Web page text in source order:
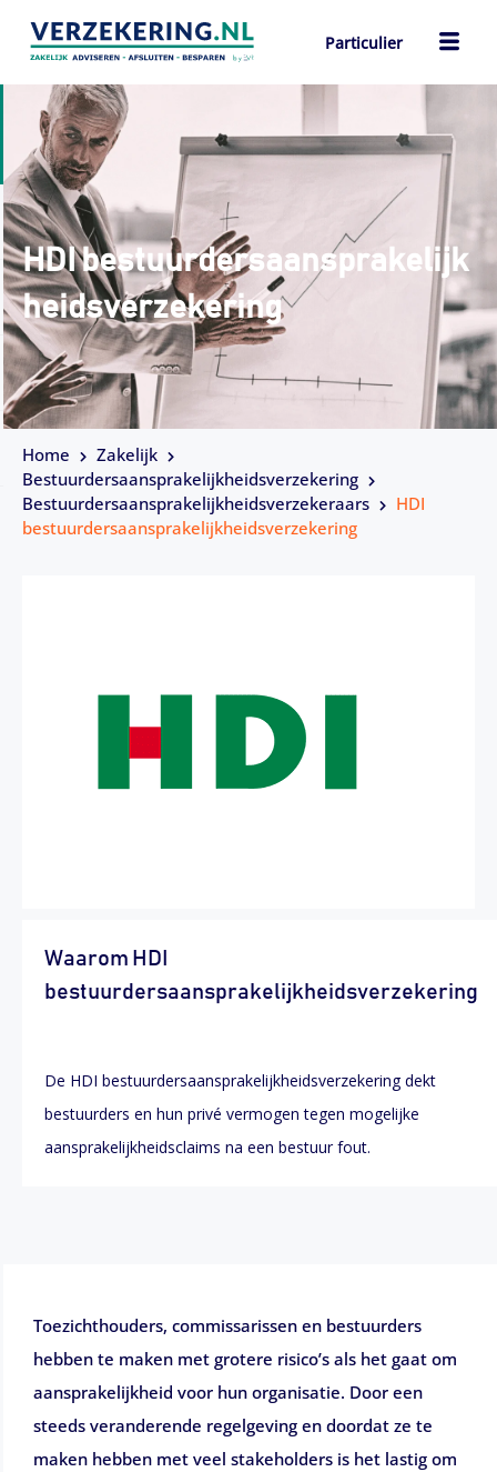
naar
inhoud
Particulier
HDI bestuurdersaansprakelijk
heidsverzekering
Home
Zakelijk
Bestuurdersaansprakelijkheidsverzekering
Bestuurdersaansprakelijkheidsverzekeraars
HDI
bestuurdersaansprakelijkheidsverzekering
Waarom HDI
bestuurdersaansprakelijkheidsverzekering
De HDI bestuurdersaansprakelijkheidsverzekering dekt
bestuurders en hun privé vermogen tegen mogelijke
aansprakelijkheidsclaims na een bestuur fout.
Toezichthouders, commissarissen en bestuurders
hebben te maken met grotere risico’s als het gaat om
aansprakelijkheid voor hun organisatie. Door een
steeds veranderende regelgeving en doordat ze te
maken hebben met veel stakeholders is het lastig om